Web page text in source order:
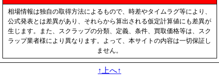
相場情報は独自の取得方法によるもので、時差やタイムラグ等により、
公式発表とは差異があり、それらから算出される仮定計算値にも差異が
生じます。また、スクラップの分類、定義、条件、買取価格等は、スク
ラップ業者様により異なります。よって、本サイトの内容は一切保証し
ません。
↑上へ↑